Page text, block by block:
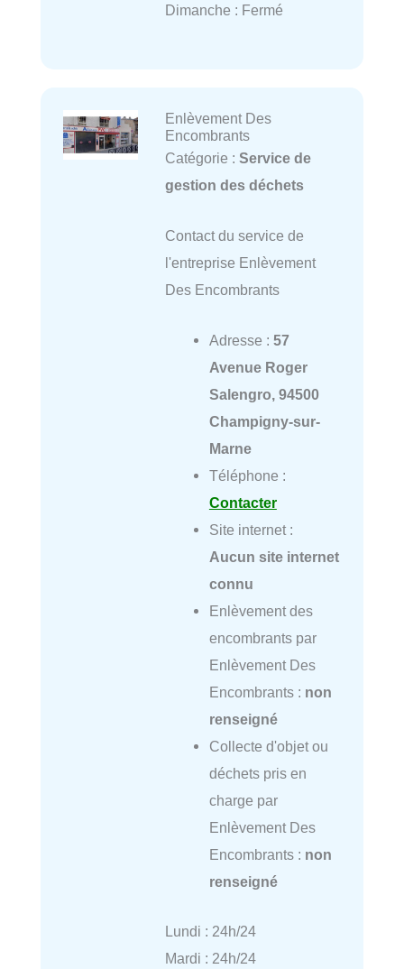
Dimanche : Fermé
Enlèvement Des
Encombrants
Catégorie : Service de
gestion des déchets
Contact du service de
l'entreprise Enlèvement
Des Encombrants
Adresse : 57
Avenue Roger
Salengro, 94500
Champigny-sur-
Marne
Téléphone :
Contacter
Site internet :
Aucun site internet
connu
Enlèvement des
encombrants par
Enlèvement Des
Encombrants : non
renseigné
Collecte d'objet ou
déchets pris en
charge par
Enlèvement Des
Encombrants : non
renseigné
Lundi : 24h/24
Mardi : 24h/24